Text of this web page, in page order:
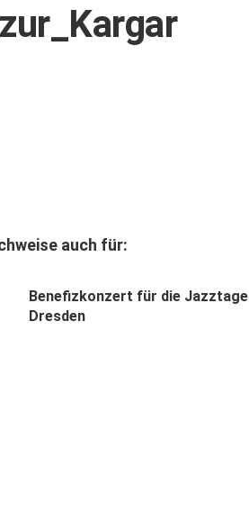
auch für:
Benefizkonzert für die Jazztage
Dresden